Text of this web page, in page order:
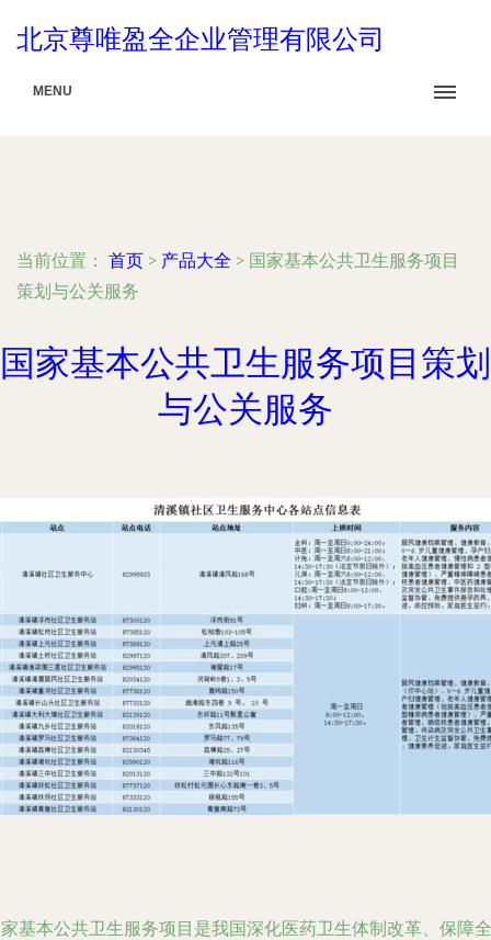
北京尊唯盈全企业管理有限公司
MENU
当前位置： 首页 > 产品大全 > 国家基本公共卫生服务项目
策划与公关服务
国家基本公共卫生服务项目策划
与公关服务
基本公共卫生服务项目是我国深化医药卫生体制改革、保障全